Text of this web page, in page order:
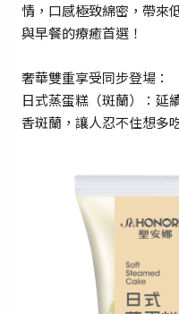
情，口感極致綿密，帶來
與早餐的療癒首選！
奢華雙重享受同步登場：
日式蒸蛋糕（斑蘭）：延
香斑蘭，讓人忍不住想多